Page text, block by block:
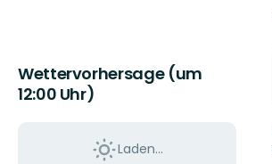
Wettervorhersage (um
12:00 Uhr)
Laden...